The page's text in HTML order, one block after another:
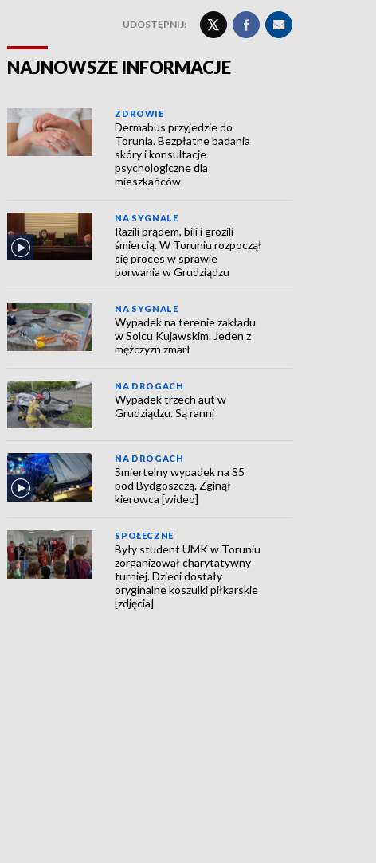
UDOSTĘPNIJ:
NAJNOWSZE INFORMACJE
ZDROWIE
Dermabus przyjedzie do
Torunia. Bezpłatne badania
skóry i konsultacje
psychologiczne dla
mieszkańców
NA SYGNALE
Razili prądem, bili i grozili
śmiercią. W Toruniu rozpoczął
się proces w sprawie
porwania w Grudziądzu
NA SYGNALE
Wypadek na terenie zakładu
w Solcu Kujawskim. Jeden z
mężczyzn zmarł
NA DROGACH
Wypadek trzech aut w
Grudziądzu. Są ranni
NA DROGACH
Śmiertelny wypadek na S5
pod Bydgoszczą. Zginął
kierowca [wideo]
SPOŁECZNE
Były student UMK w Toruniu
zorganizował charytatywny
turniej. Dzieci dostały
oryginalne koszulki piłkarskie
[zdjęcia]